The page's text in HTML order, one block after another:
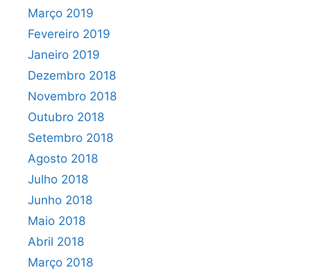
Março 2019
Fevereiro 2019
Janeiro 2019
Dezembro 2018
Novembro 2018
Outubro 2018
Setembro 2018
Agosto 2018
Julho 2018
Junho 2018
Maio 2018
Abril 2018
Março 2018